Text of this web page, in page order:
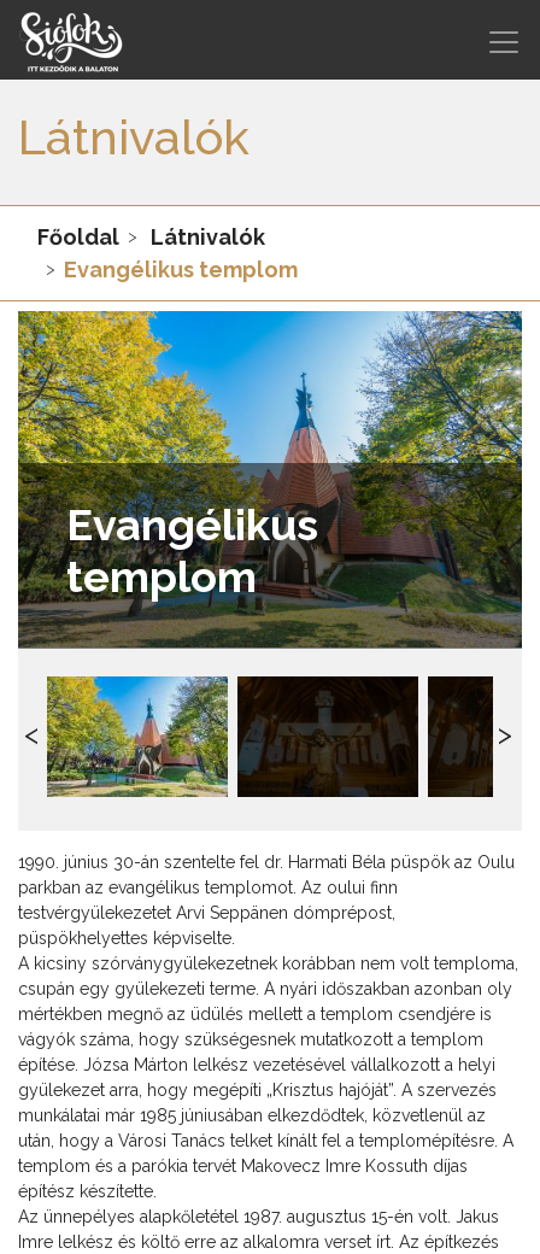
Látnivalók
Főoldal
Látnivalók
Evangélikus templom
Evangélikus
templom
1990. június 30-án szentelte fel dr. Harmati Béla püspök az Oulu
parkban az evangélikus templomot. Az oului finn
testvérgyülekezetet Arvi Seppänen dómprépost,
püspökhelyettes képviselte.
A kicsiny szórványgyülekezetnek korábban nem volt temploma,
csupán egy gyülekezeti terme. A nyári időszakban azonban oly
mértékben megnő az üdülés mellett a templom csendjére is
vágyók száma, hogy szükségesnek mutatkozott a templom
építése. Józsa Márton lelkész vezetésével vállalkozott a helyi
gyülekezet arra, hogy megépíti „Krisztus hajóját”. A szervezés
munkálatai már 1985 júniusában elkezdődtek, közvetlenül az
után, hogy a Városi Tanács telket kínált fel a templomépítésre. A
templom és a parókia tervét Makovecz Imre Kossuth díjas
építész készítette.
Az ünnepélyes alapkőletétel 1987. augusztus 15-én volt. Jakus
Imre lelkész és költő erre az alkalomra verset írt. Az építkezés